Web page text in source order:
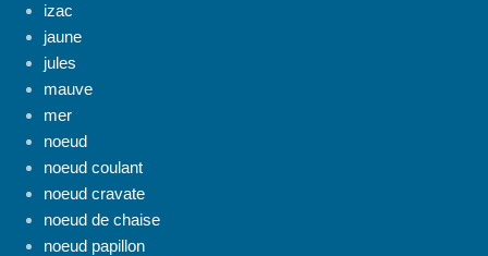
izac
jaune
jules
mauve
mer
noeud
noeud coulant
noeud cravate
noeud de chaise
noeud papillon